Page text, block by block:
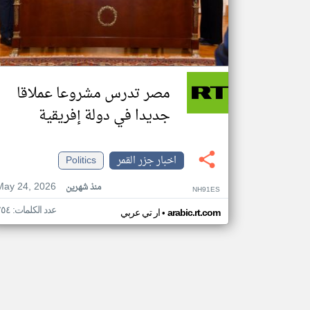
مصر تدرس مشروعا عملاقا
جديدا في دولة إفريقية
اخبار جزر القمر
Politics
24, 2026
منذ شهرين NH91ES
ار تي عربي• arabic.rt.com عدد الكلمات: ٢٥٤